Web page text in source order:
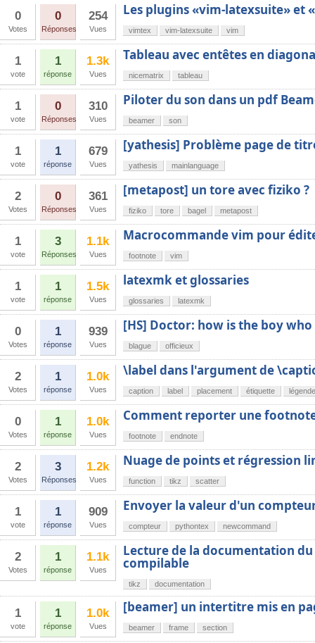
0
Votes
0
Réponses
254
Vues
Les plugins «vim-latexsuite» et
vimtex vim-latexsuite vim
1
vote
1
réponse
1.3k
Vues
Tableau avec entêtes en
nicematrix tableau
1
vote
0
Réponses
310
Vues
Piloter du son dans un pdf
beamer son
1
vote
1
réponse
679
Vues
[yathesis] Problème page de
yathesis mainlanguage
2
Votes
0
Réponses
361
Vues
[metapost] un tore avec fiziko ?
fiziko tore bagel metapost
1
vote
3
Réponses
1.1k
Vues
Macrocommande vim pour
footnote vim
1
vote
1
réponse
1.5k
Vues
latexmk et glossaries
glossaries latexmk
0
Votes
1
réponse
939
Vues
[HS] Doctor: how is the boy
blague officieux
2
Votes
1
réponse
1.0k
Vues
\label dans l'argument de
caption label placement étiquette légende
0
Votes
1
réponse
1.0k
Vues
Comment reporter une
footnote endnote
2
Votes
3
Réponses
1.2k
Vues
Nuage de points et régression
function tikz scatter
1
vote
1
réponse
909
Vues
Envoyer la valeur d'un
compteur pythontex newcommand
2
Votes
1
réponse
1.1k
Vues
Lecture de la documentation
compilable
tikz documentation
1
vote
1
réponse
1.0k
Vues
[beamer] un intertitre mis en
beamer frame section